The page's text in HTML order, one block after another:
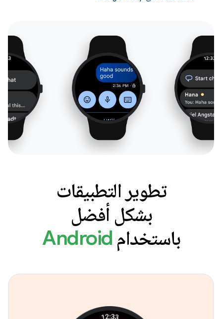
تطوير التطبيقات
بشكل أفضل
باستخدام Android